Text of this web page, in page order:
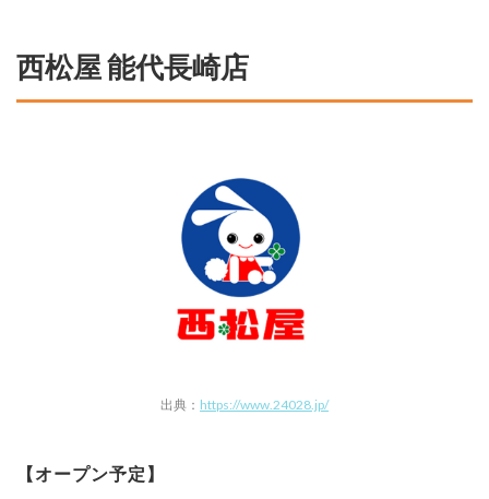
西松屋 能代長崎店
出典： https://www.24028.jp/
【オープン予定】